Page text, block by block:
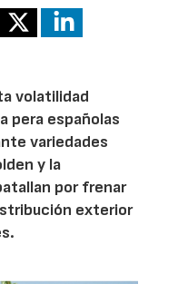
volatilidad
pera españolas
variedades
y la
por frenar
exterior